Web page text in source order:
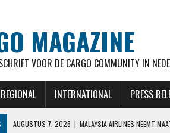
MAGAZINE
VOOR DE CARGO COMMUNITY IN
REGIONAL INTERNATIONAL PRESS
AUGUSTUS 7, 2026 | MALAYSIA AIRLINES NEEMT